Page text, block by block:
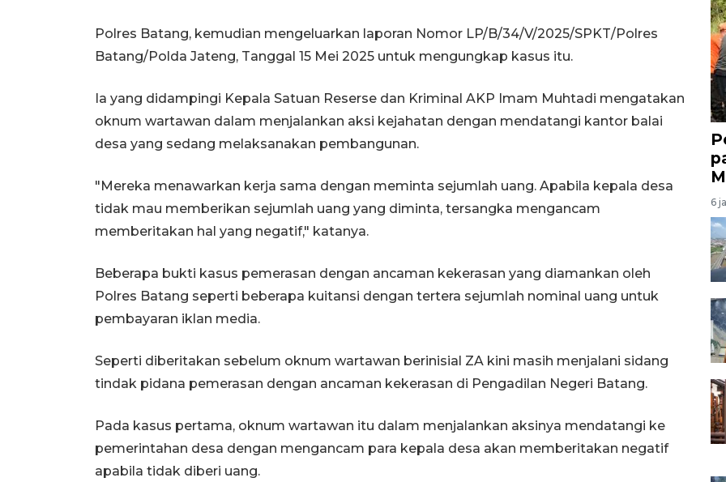
Polres Batang, kemudian mengeluarkan laporan Nomor LP/B/34/V/2025/SPKT/Polres
Batang/Polda Jateng, Tanggal 15 Mei 2025 untuk mengungkap kasus itu.
Ia yang didampingi Kepala Satuan Reserse dan Kriminal AKP Imam Muhtadi mengatakan
oknum wartawan dalam menjalankan aksi kejahatan dengan mendatangi kantor balai
desa yang sedang melaksanakan pembangunan.
"Mereka menawarkan kerja sama dengan meminta sejumlah uang. Apabila kepala desa
tidak mau memberikan sejumlah uang yang diminta, tersangka mengancam
memberitakan hal yang negatif," katanya.
Beberapa bukti kasus pemerasan dengan ancaman kekerasan yang diamankan oleh
Polres Batang seperti beberapa kuitansi dengan tertera sejumlah nominal uang untuk
pembayaran iklan media.
Seperti diberitakan sebelum oknum wartawan berinisial ZA kini masih menjalani sidang
tindak pidana pemerasan dengan ancaman kekerasan di Pengadilan Negeri Batang.
Pada kasus pertama, oknum wartawan itu dalam menjalankan aksinya mendatangi ke
pemerintahan desa dengan mengancam para kepala desa akan memberitakan negatif
apabila tidak diberi uang.
6